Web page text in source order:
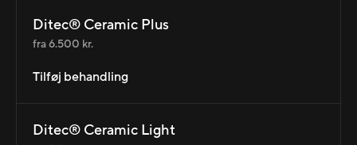
Ditec® Ceramic Plus
fra 6.500 kr.
Tilføj behandling
Ditec® Ceramic Light